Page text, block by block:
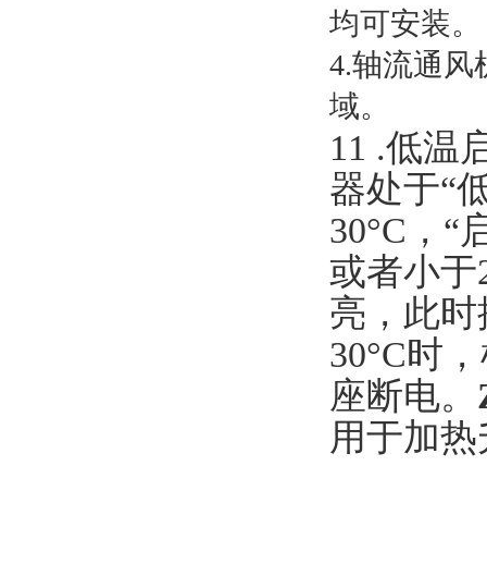
均可安装。
4.轴流通风
域。
11 .低温
器处于“
30°C，“
或者小于
亮，此时
30°C时
座断电。
用于加